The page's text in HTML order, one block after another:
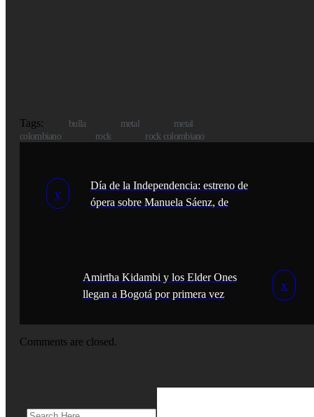
Tags: bulla metal
metal
colombiano
rock rock colombiano
Día de la Independencia: estreno de
ópera sobre Manuela Sáenz, de
Amirtha Kidambi y los Elder Ones
llegan a Bogotá por primera vez
Comments are closed.